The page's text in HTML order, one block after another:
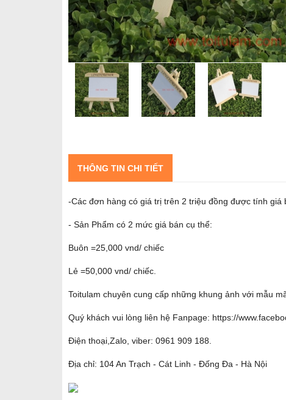
THÔNG TIN CHI TIẾT
-Các đơn hàng có giá trị trên 2 triệu đồng được tính giá
- Sản Phẩm có 2 mức giá bán cụ thể:
Buôn =25,000 vnd/ chiếc
Lẻ =50,000 vnd/ chiếc.
Toitulam chuyên cung cấp những khung ảnh với mẫu
Quý khách vui lòng liên hệ Fanpage: https://
Điện thoại,Zalo, viber: 0961 909 188.
Địa chỉ: 104 An Trạch - Cát Linh - Đống Đa - Hà Nội